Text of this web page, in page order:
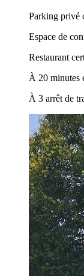
Parking privé
Espace de
Restaurant
À 20 minutes
À 3 arrêt de